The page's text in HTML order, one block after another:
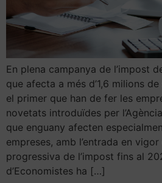
En plena campanya de l’impost
que afecta a més d’1,6 milions
el primer que han de fer les
novetats introduïdes per
que enguany afecten
empreses, amb l’entrada en
progressiva de l’impost fins al
d’Economistes ha […]